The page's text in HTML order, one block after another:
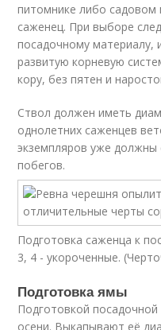
питомнике либо садовом
саженец. При выборе
посадочному
развитую корневую
кору, без пятен и
Ствол должен иметь
однолетних саженцев
экземпляров уже должны
побегов.
Подготовка саженца к
3, 4 - укороченные.
Подготовка ямы
Подготовкой
осени. Выкапывают её